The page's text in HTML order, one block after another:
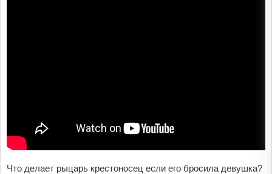
Что делает рыцарь крестоносец если его бросила девушка?